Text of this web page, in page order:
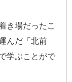
き場だったこ
んだ「北前
学ぶことがで